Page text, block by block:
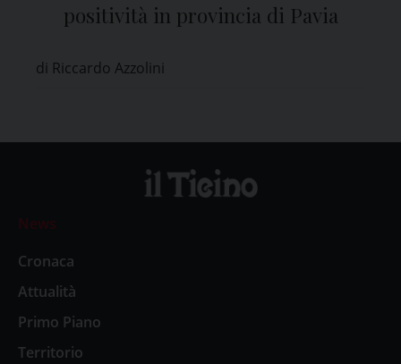
positività in provincia di Pavia
di Riccardo Azzolini
News
Cronaca
Attualità
Primo Piano
Territorio